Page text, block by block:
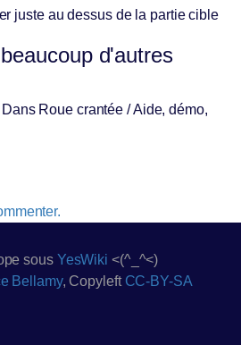
juste au dessus de la partie cible
d'autres
Dans Roue crantée / Aide, démo,
sous YesWiki <(^_^<)
Bellamy, Copyleft CC-BY-SA